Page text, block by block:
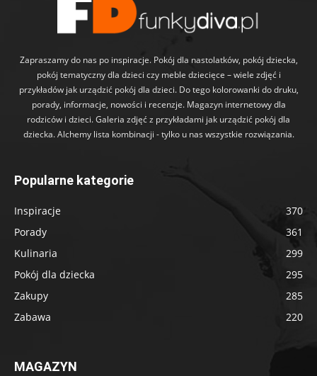
Zapraszamy do nas po inspiracje. Pokój dla nastolatków, pokój dziecka,
pokój tematyczny dla dzieci czy meble dziecięce – wiele zdjęć i
przykładów jak urządzić pokój dla dzieci. Do tego kolorowanki do druku,
porady, informacje, nowości i recenzje. Magazyn internetowy dla
rodziców i dzieci. Galeria zdjęć z przykładami jak urządzić pokój dla
dziecka. Alchemy lista kombinacji - tylko u nas wszystkie rozwiązania.
Popularne kategorie
Inspiracje
370
Porady
361
Kulinaria
299
Pokój dla dziecka
295
Zakupy
285
Zabawa
220
MAGAZYN